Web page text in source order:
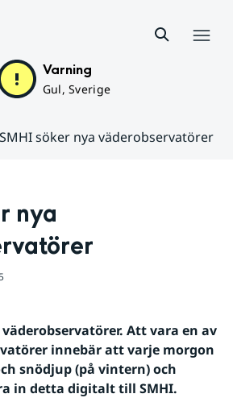
Varning
Gul, Sverige
SMHI söker nya väderobservatörer
nya
Att vara en av
innebär att varje morgon
snödjup (på vintern) och
in detta digitalt till SMHI.